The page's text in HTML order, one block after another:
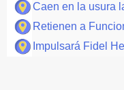
Caen en la usura
Retienen a
Impulsará Fidel